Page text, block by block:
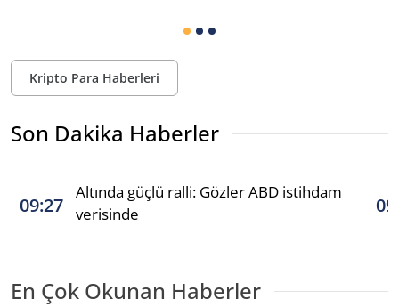
Kripto Para Haberleri
Son Dakika Haberler
09:27
Altında güçlü ralli: Gözler ABD istihdam
verisinde
En Çok Okunan Haberler